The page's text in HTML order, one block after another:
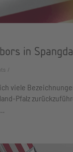
in
viele
Pfalz